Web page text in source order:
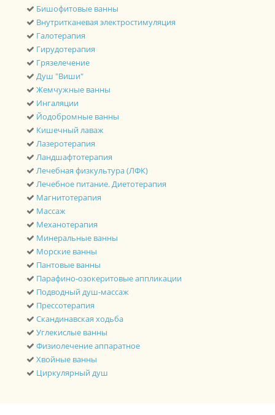
Бишофитовые ванны
Внутритканевая электростимуляция
Галотерапия
Гирудотерапия
Грязелечение
Душ "Виши"
Жемчужные ванны
Ингаляции
Йодобромные ванны
Кишечный лаваж
Лазеротерапия
Ландшафтотерапия
Лечебная физкультура (ЛФК)
Лечебное питание. Диетотерапия
Магнитотерапия
Массаж
Механотерапия
Минеральные ванны
Морские ванны
Пантовые ванны
Парафино-озокеритовые аппликации
Подводный душ-массаж
Прессотерапия
Скандинавская ходьба
Углекислые ванны
Физиолечение аппаратное
Хвойные ванны
Циркулярный душ